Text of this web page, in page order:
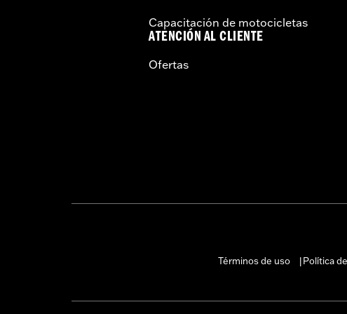
Capacitación de motocicletas
ATENCIÓN AL CLIENTE
Ofertas
Términos de uso
Política